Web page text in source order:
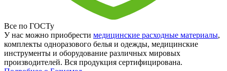
Все по ГОСТу
У нас можно приобрести медицинские расходные материалы,
комплекты одноразового белья и одежды, медицинские
инструменты и оборудование различных мировых
производителей. Вся продукция сертифицирована.